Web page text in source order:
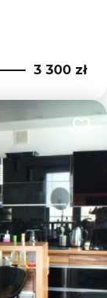
3 300 zł